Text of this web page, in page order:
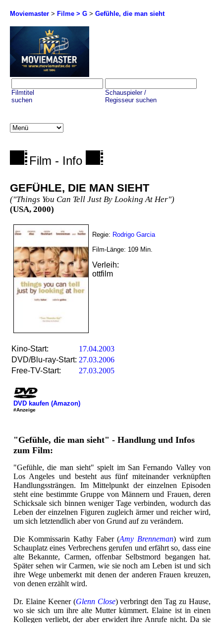
Moviemaster > Filme > G > Gefühle, die man sieht
Filmtitel
suchen
Schauspieler /
Regisseur suchen
Film - Info
GEFÜHLE, DIE MAN SIEHT
("Things You Can Tell Just By Looking At Her")
(USA, 2000)
Regie: Rodrigo Garcia
Film-Länge: 109 Min.
Verleih:
ottfilm
Kino-Start:
17.04.2003
DVD/Blu-ray-Start: 27.03.2006
Free-TV-Start:
27.03.2005
DVD kaufen (Amazon)
#Anzeige
"Gefühle, die man sieht" - Handlung und Infos
zum Film:
"Gefühle, die man sieht" spielt im San Fernando Valley von
Los Angeles und besteht aus fünf miteinander verknüpften
Handlungssträngen. Im Mittelpunkt der einzelnen Episoden
steht eine bestimmte Gruppe von Männern und Frauen, deren
Schicksale sich binnen weniger Tage verbinden, wodurch das
Leben der einzelnen Figuren zugleich ärmer und reicher wird,
um sich letztendlich aber von Grund auf zu verändern.
Die Kommissarin Kathy Faber (Amy Brenneman) wird zum
Schauplatz eines Verbrechens gerufen und erfährt so, dass eine
alte Bekannte, Carmen, offenbar Selbstmord begangen hat.
Später sehen wir Carmen, wie sie noch am Leben ist und sich
ihre Wege unbemerkt mit denen der anderen Frauen kreuzen,
von denen erzählt wird.
Dr. Elaine Keener (Glenn Close) verbringt den Tag zu Hause,
wo sie sich um ihre alte Mutter kümmert. Elaine ist in einen
Kollegen verliebt, der aber erwidert ihre Anrufe nicht. Da sie